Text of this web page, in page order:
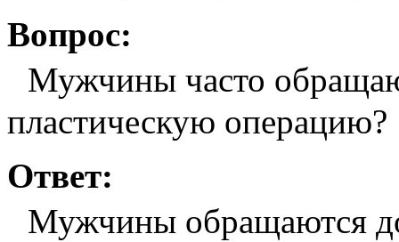
Вопрос:
Мужчины часто
пластическую операцию?
Ответ:
Мужчины обращаются